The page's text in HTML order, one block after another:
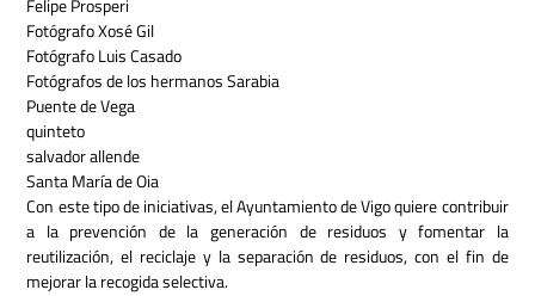
Felipe Prosperi
Fotógrafo Xosé Gil
Fotógrafo Luis Casado
Fotógrafos de los hermanos Sarabia
Puente de Vega
quinteto
salvador allende
Santa María de Oia
Con este tipo de iniciativas, el Ayuntamiento de Vigo quiere contribuir
a la prevención de la generación de residuos y fomentar la
reutilización, el reciclaje y la separación de residuos, con el fin de
mejorar la recogida selectiva.